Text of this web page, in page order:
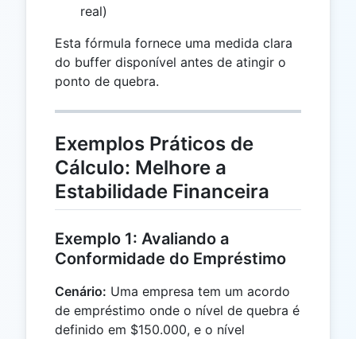
real)
Esta fórmula fornece uma medida clara
do buffer disponível antes de atingir o
ponto de quebra.
Exemplos Práticos de
Cálculo: Melhore a
Estabilidade Financeira
Exemplo 1: Avaliando a
Conformidade do Empréstimo
Cenário: Uma empresa tem um acordo
de empréstimo onde o nível de quebra é
definido em $150.000, e o nível